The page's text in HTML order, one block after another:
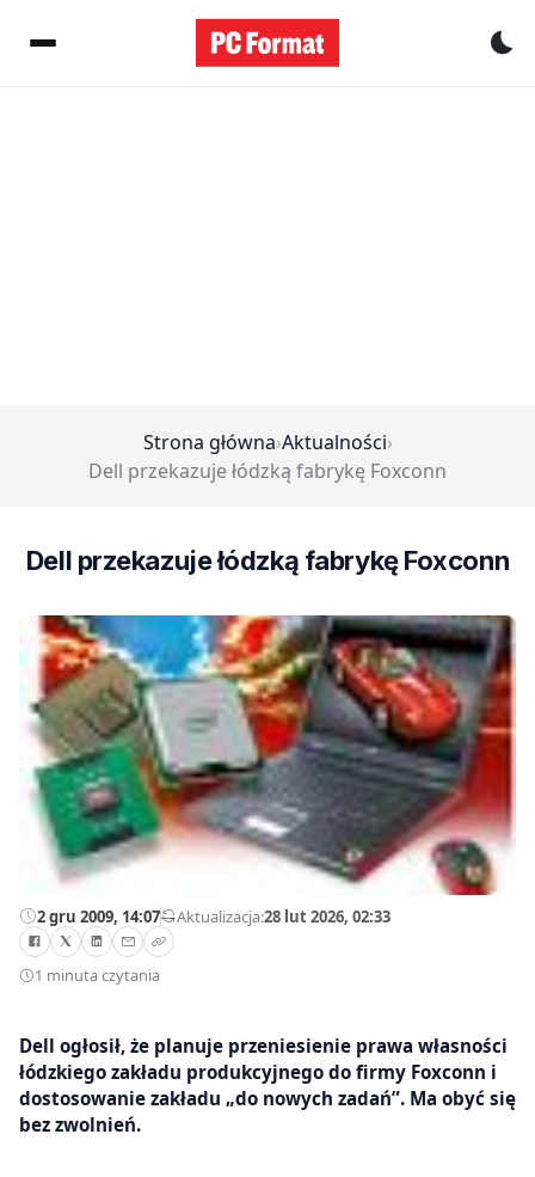
Strona główna›Aktualności›
Dell przekazuje łódzką fabrykę Foxconn
Dell przekazuje łódzką fabrykę Foxconn
2 gru 2009, 14:07—Aktualizacja:28 lut 2026, 02:33
1 minuta czytania
Dell ogłosił, że planuje przeniesienie prawa własności
łódzkiego zakładu produkcyjnego do firmy Foxconn i
dostosowanie zakładu „do nowych zadań”. Ma obyć się
bez zwolnień.